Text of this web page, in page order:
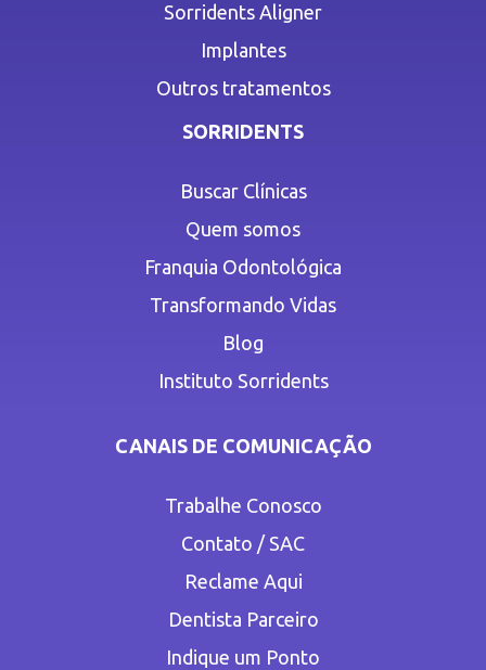
Sorridents Aligner
Implantes
Outros tratamentos
SORRIDENTS
Buscar Clínicas
Quem somos
Franquia Odontológica
Transformando Vidas
Blog
Instituto Sorridents
CANAIS DE COMUNICAÇÃO
Trabalhe Conosco
Contato / SAC
Reclame Aqui
Dentista Parceiro
Indique um Ponto